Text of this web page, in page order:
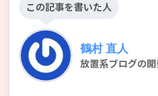
この記事を書いた人
鶴村 直人
放置系ブログの